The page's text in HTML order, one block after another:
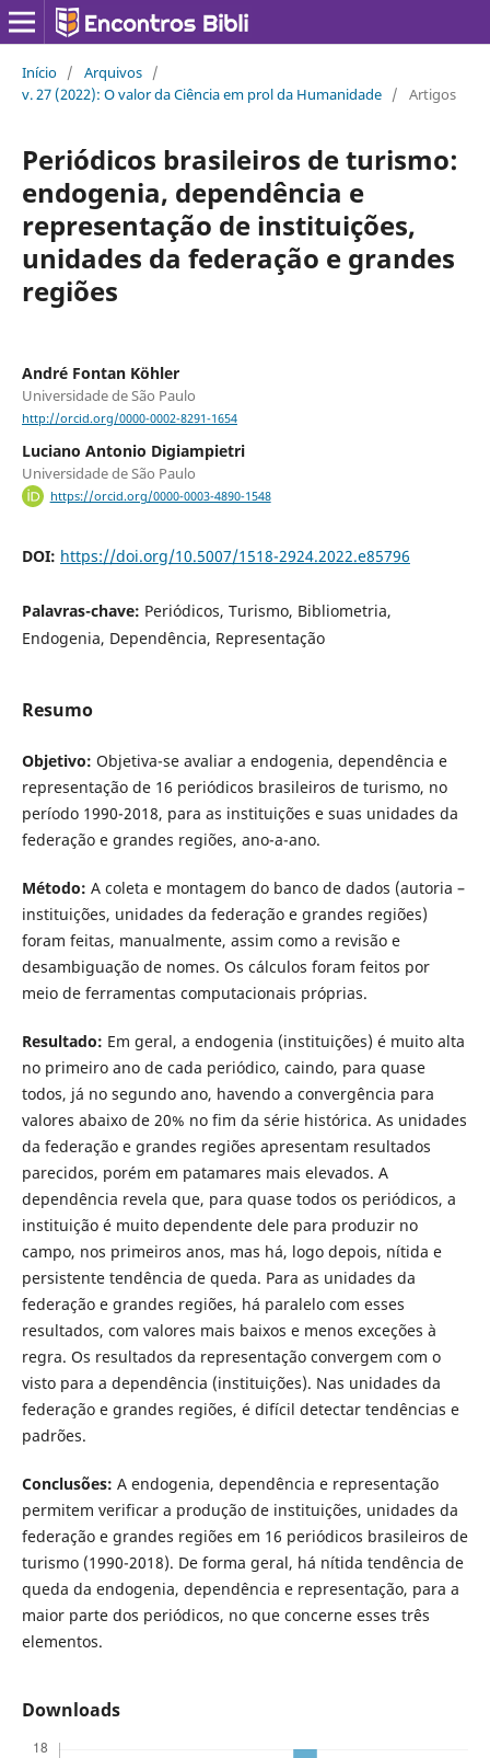
Início / Arquivos /
v. 27 (2022): O valor da Ciência em prol da Humanidade / Artigos
Periódicos brasileiros de turismo:
endogenia, dependência e
representação de instituições,
unidades da federação e grandes
regiões
André Fontan Köhler
Universidade de São Paulo
http://orcid.org/0000-0002-8291-1654
Luciano Antonio Digiampietri
Universidade de São Paulo
https://orcid.org/0000-0003-4890-1548
DOI: https://doi.org/10.5007/1518-2924.2022.e85796
Palavras-chave: Periódicos, Turismo, Bibliometria,
Endogenia, Dependência, Representação
Resumo
Objetivo: Objetiva-se avaliar a endogenia, dependência e
representação de 16 periódicos brasileiros de turismo, no
período 1990-2018, para as instituições e suas unidades da
federação e grandes regiões, ano-a-ano.
Método: A coleta e montagem do banco de dados (autoria –
instituições, unidades da federação e grandes regiões)
foram feitas, manualmente, assim como a revisão e
desambiguação de nomes. Os cálculos foram feitos por
meio de ferramentas computacionais próprias.
Resultado: Em geral, a endogenia (instituições) é muito alta
no primeiro ano de cada periódico, caindo, para quase
todos, já no segundo ano, havendo a convergência para
valores abaixo de 20% no fim da série histórica. As unidades
da federação e grandes regiões apresentam resultados
parecidos, porém em patamares mais elevados. A
dependência revela que, para quase todos os periódicos, a
instituição é muito dependente dele para produzir no
campo, nos primeiros anos, mas há, logo depois, nítida e
persistente tendência de queda. Para as unidades da
federação e grandes regiões, há paralelo com esses
resultados, com valores mais baixos e menos exceções à
regra. Os resultados da representação convergem com o
visto para a dependência (instituições). Nas unidades da
federação e grandes regiões, é difícil detectar tendências e
padrões.
Conclusões: A endogenia, dependência e representação
permitem verificar a produção de instituições, unidades da
federação e grandes regiões em 16 periódicos brasileiros de
turismo (1990-2018). De forma geral, há nítida tendência de
queda da endogenia, dependência e representação, para a
maior parte dos periódicos, no que concerne esses três
elementos.
Downloads